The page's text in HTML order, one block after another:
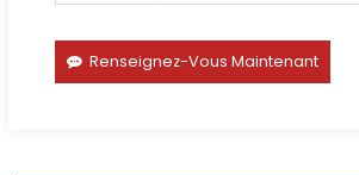
Renseignez-Vous Maintenant